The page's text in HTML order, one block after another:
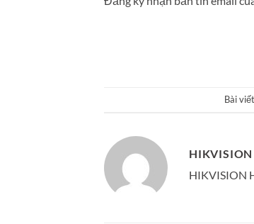
Bài
HIKVISION